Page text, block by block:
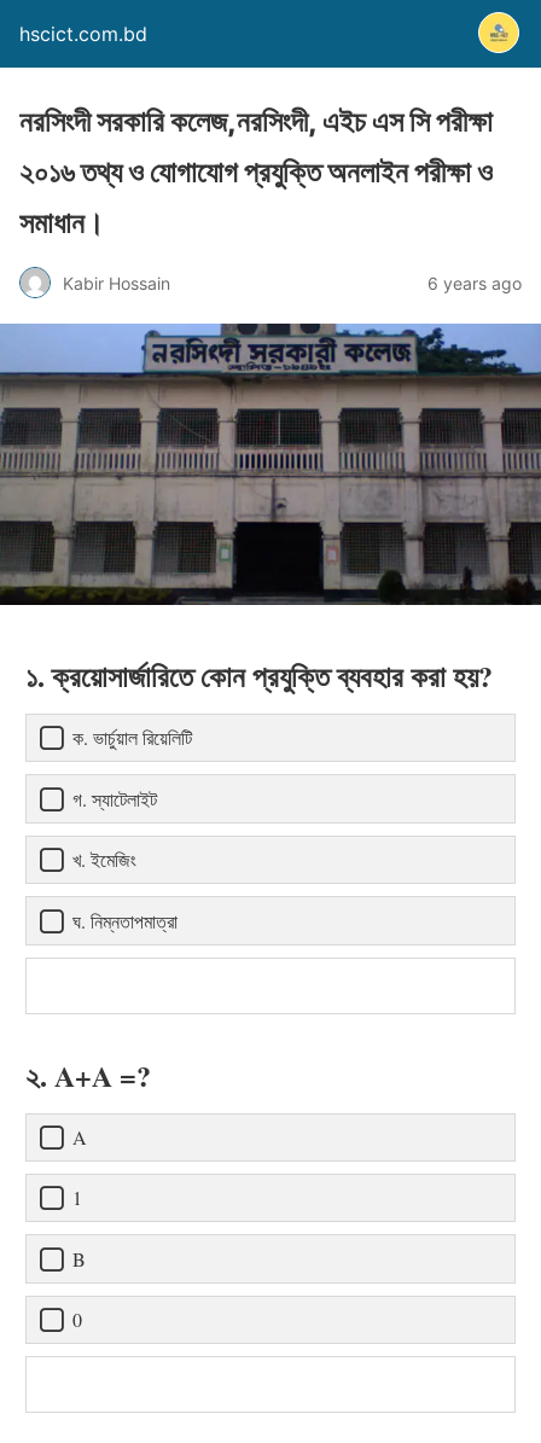
hscict.com.bd
নরসিংদী সরকারি কলেজ,নরসিংদী, এইচ এস সি পরীক্ষা
২০১৬ তথ্য ও যোগাযোগ প্রযুক্তি অনলাইন পরীক্ষা ও
সমাধান।
Kabir Hossain 6 years ago
১. ক্রয়োসার্জারিতে কোন প্রযুক্তি ব্যবহার করা হয়?
ক. ভার্চুয়াল রিয়েলিটি
গ. স্যাটেলাইট
খ. ইমেজিং
ঘ. নিম্নতাপমাত্রা
২. A+A =?
A
1
B
0